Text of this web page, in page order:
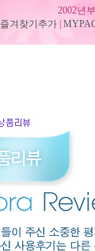
2002년
즐겨찾기추가